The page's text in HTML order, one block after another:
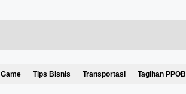
Game Tips Bisnis Transportasi Tagihan PPOB